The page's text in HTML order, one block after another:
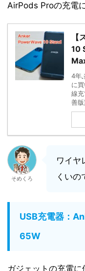
AirPods Proの充電
10
4年
に
線
善
そめくろ
ワイヤ
くいの
USB充電器：
65W
ガジェットの充電